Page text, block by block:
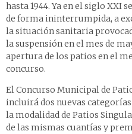
hasta 1944. Ya en el siglo XXI
de forma ininterrumpida, a
la situación sanitaria
la suspensión en el mes de
apertura de los patios en el
concurso.
El Concurso Municipal de
incluirá dos nuevas
la modalidad de Patios
de las mismas cuantías y